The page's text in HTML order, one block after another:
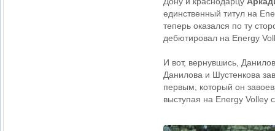
единственный титул на
теперь оказался по ту
дебютировал на Energy
И вот, вернувшись,
Данилова и Шустенкова
первым, который он
выступая на Energy Volley